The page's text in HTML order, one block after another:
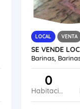
LOCAL VENTA
SE VENDE
Barinas,
0
Habitaciones